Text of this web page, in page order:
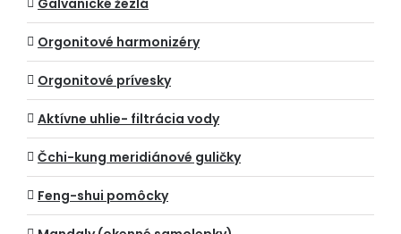
Galvanické žezlá
Orgonitové harmonizéry
Orgonitové prívesky
Aktívne uhlie- filtrácia vody
Čchi-kung meridiánové guličky
Feng-shui pomôcky